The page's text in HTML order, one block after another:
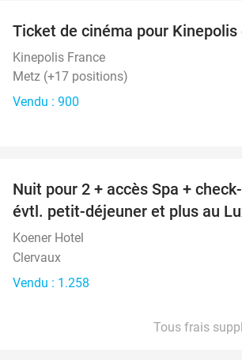
OUT
Ticket de cinéma pour Kinepolis
Kinepolis France
Metz (+17 positions)
Vendu : 900
Nuit pour 2 + accès Spa +
évtl. petit-déjeuner et plus au
Koener Hotel
Clervaux
Vendu : 1.258
Tous frais